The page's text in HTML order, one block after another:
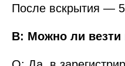
После вскрытия —
В: Можно ли везти